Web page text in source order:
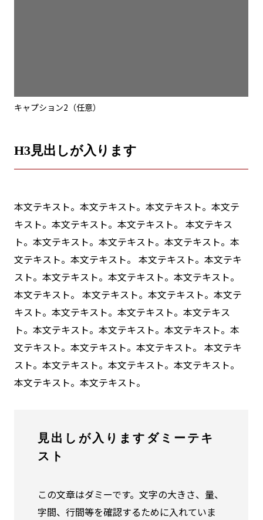
キャプション2（任意）
H3見出しが入ります
本文テキスト。本文テキスト。本文テキスト。本文テ
キスト。本文テキスト。本文テキスト。 本文テキス
ト。本文テキスト。本文テキスト。本文テキスト。本
文テキスト。本文テキスト。 本文テキスト。本文テキ
スト。本文テキスト。本文テキスト。本文テキスト。
本文テキスト。 本文テキスト。本文テキスト。本文テ
キスト。本文テキスト。本文テキスト。本文テキス
ト。本文テキスト。本文テキスト。本文テキスト。本
文テキスト。本文テキスト。本文テキスト。 本文テキ
スト。本文テキスト。本文テキスト。本文テキスト。
本文テキスト。本文テキスト。
見出しが入りますダミーテキ
スト
この文章はダミーです。文字の大きさ、量、
字間、行間等を確認するために入れていま